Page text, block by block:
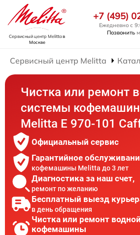
Сервисный центр Melittaв
Москве
+7 (495)
Ежедневно с
Позвонить
Сервисный центр Melitta
Чистка или ремонт
системы
Melitta Е 970-101
Официальный сервис
Гарантийное
кофемашины Melitta до 3 лет
Диагностика за наш счет,
ремонт по желанию
Бесплатный выезд
в день обращения
Чистка или ремонт
кофемашины